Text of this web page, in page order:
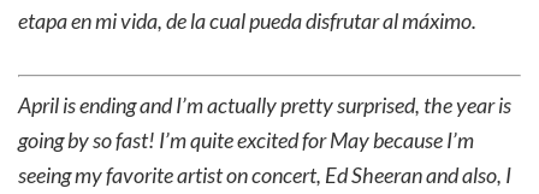
etapa en mi vida, de la cual pueda disfrutar al máximo.
April is ending and I’m actually pretty surprised, the year is
going by so fast! I’m quite excited for May because I’m
seeing my favorite artist on concert, Ed Sheeran and also, I